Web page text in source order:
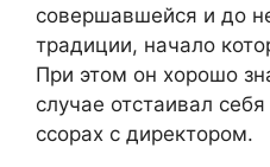
совершавшейся и до
традиции, начало
При этом он хорошо
случае отстаивал
ссорах с директором.